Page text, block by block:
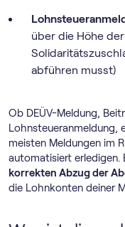
über die Höhe
abführen musst)
Ob DEÜV-Meldung,
Lohnsteueranmeldung,
meisten Meldungen im
automatisiert erledigen.
korrekten Abzug der
die Lohnkonten deiner